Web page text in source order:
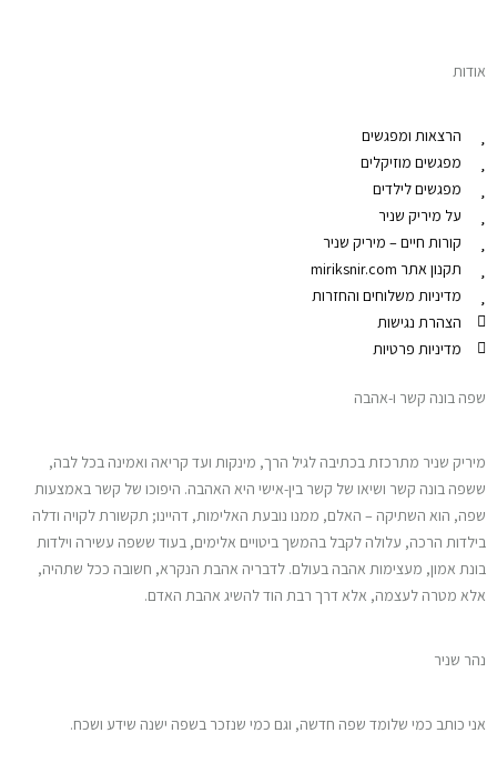
אודות
הרצאות ומפגשים
מפגשים מוזיקלים
מפגשים לילדים
על מיריק שניר
קורות חיים – מיריק שניר
תקנון אתר miriksnir.com
מדיניות משלוחים והחזרות
הצהרת נגישות
מדיניות פרטיות
שפה בונה קשר ו-אהבה
מיריק שניר מתרכזת בכתיבה לגיל הרך, מינקות ועד קריאה ואמינה בכל לבה,
ששפה בונה קשר ושיאו של קשר בין-אישי היא האהבה. היפוכו של קשר באמצעות
שפה, הוא השתיקה – האלם, ממנו נובעת האלימות, דהיינו; תקשורת לקויה ודלה
בילדות הרכה, עלולה לקבל בהמשך ביטויים אלימים, בעוד ששפה עשירה וילדות
בונת אמון, מעצימות אהבה בעולם. לדבריה אהבת הנקרא, חשובה ככל שתהיה,
אלא מטרה לעצמה, אלא דרך רבת הוד להשיג אהבת האדם.
נהר שניר
אני כותב כמי שלומד שפה חדשה, וגם כמי שנזכר בשפה ישנה שידע ושכח.